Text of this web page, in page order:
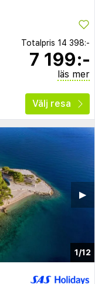
Totalpris 14 398:-
7 199:-
läs mer
Välj resa
1/12
▶︎